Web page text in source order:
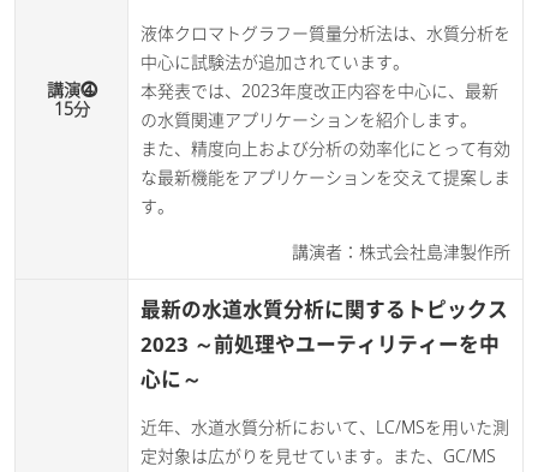
講演⓸
15分
液体クロマトグラフー質量分析法は、水質分析を
中心に試験法が追加されています。
本発表では、2023年度改正内容を中心に、最新
の水質関連アプリケーションを紹介します。
また、精度向上および分析の効率化にとって有効
な最新機能をアプリケーションを交えて提案しま
す。
講演者：株式会社島津製作所
最新の水道水質分析に関するトピックス
2023 ～前処理やユーティリティーを中
心に～
近年、水道水質分析において、LC/MSを用いた測
定対象は広がりを見せています。また、GC/MS